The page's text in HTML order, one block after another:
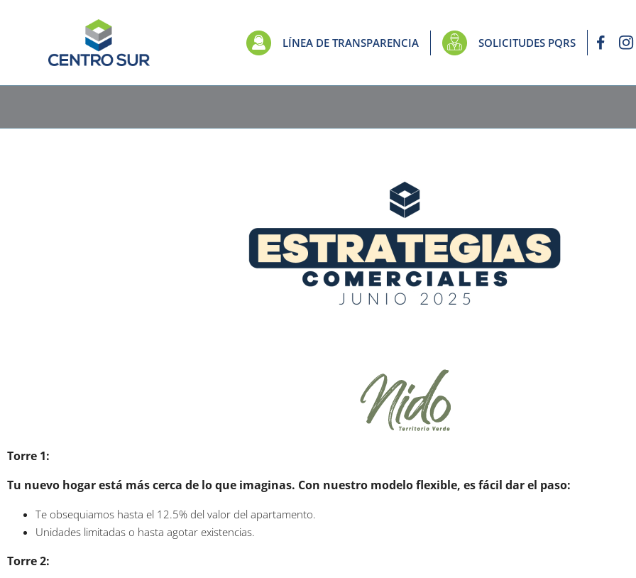
LÍNEA DE TRANSPARENCIA SOLICITUDES PQRS
Torre 1:
Tu nuevo hogar está más cerca de lo que imaginas. Con nuestro modelo flexible, es fácil dar el paso:
Te obsequiamos hasta el 12.5% del valor del apartamento.
Unidades limitadas o hasta agotar existencias.
Torre 2: